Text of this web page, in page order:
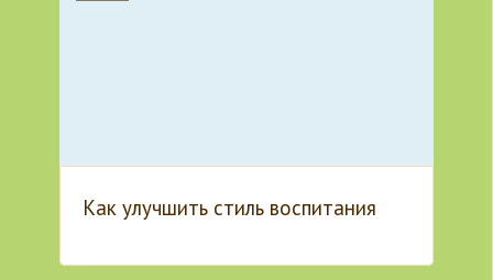
Как улучшить стиль воспитания